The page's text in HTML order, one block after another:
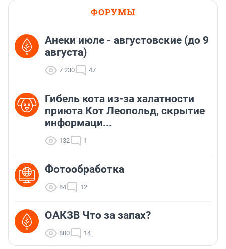
должности или заниматься определенной
деятельностью на срок до трех лет, либо лишением
десятикратной до двадцатикратной суммы взятки
или без такового.
ФОРУМЫ
Анеки июле - августовские (до 9
августа)
7 230 47
Гибель кота из-за халатности
приюта Кот Леопольд, скрытиe
информаци...
132 1
Фотообработка
84 12
ОАКЗВ Что за запах?
800 14